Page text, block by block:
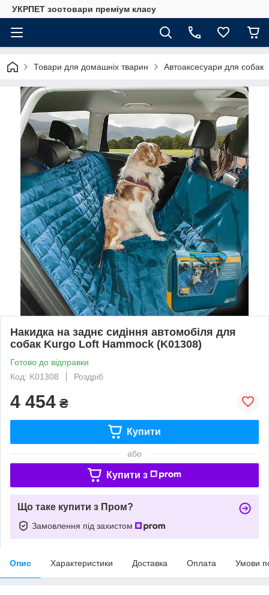
УКРПЕТ зоотовари преміум класу
Товари для домашніх тварин Автоаксесуари для собак
Накидка на заднє сидіння автомобіля для
собак Kurgo Loft Hammock (K01308)
Готово до відправки
Код: K01308
Роздріб
4 454 ₴
Купити
або
Купити з
Що таке купити з Пром?
Замовлення під захистом
Опис Характеристики Доставка Оплата Умови